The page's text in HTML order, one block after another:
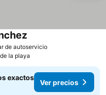
de autoservicio
la playa
exactos
Ver precios